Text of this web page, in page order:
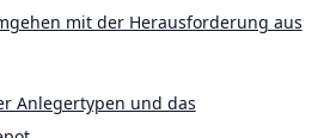
mit der Herausforderung aus
Anlegertypen und das